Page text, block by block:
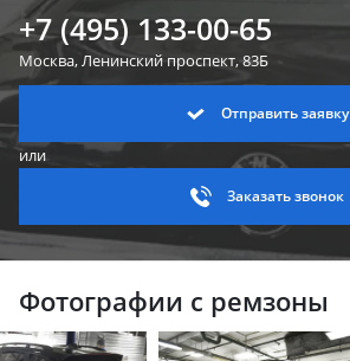
+7 (495) 133-00-65
Москва, Ленинскийпроспект, 83Б
Отправить заявку
или
Заказать звонок
Фотографии с ремзоны